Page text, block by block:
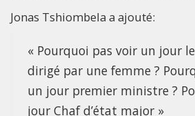
Jonas Tshiombela a ajouté:
« Pourquoi pas voir un jour
dirigé par une femme ?
un jour premier ministre ?
jour Chaf d’état major »